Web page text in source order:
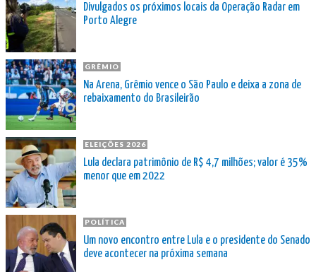
Divulgados os próximos locais da Operação Radar em
Porto Alegre
GRÊMIO
Na Arena, Grêmio vence o São Paulo e deixa a zona de
rebaixamento do Brasileirão
ELEIÇÕES 2026
Lula declara patrimônio de R$ 4,7 milhões; valor é 35%
menor que em 2022
POLÍTICA
Um novo encontro entre Lula e o presidente do Senado
deve acontecer na próxima semana